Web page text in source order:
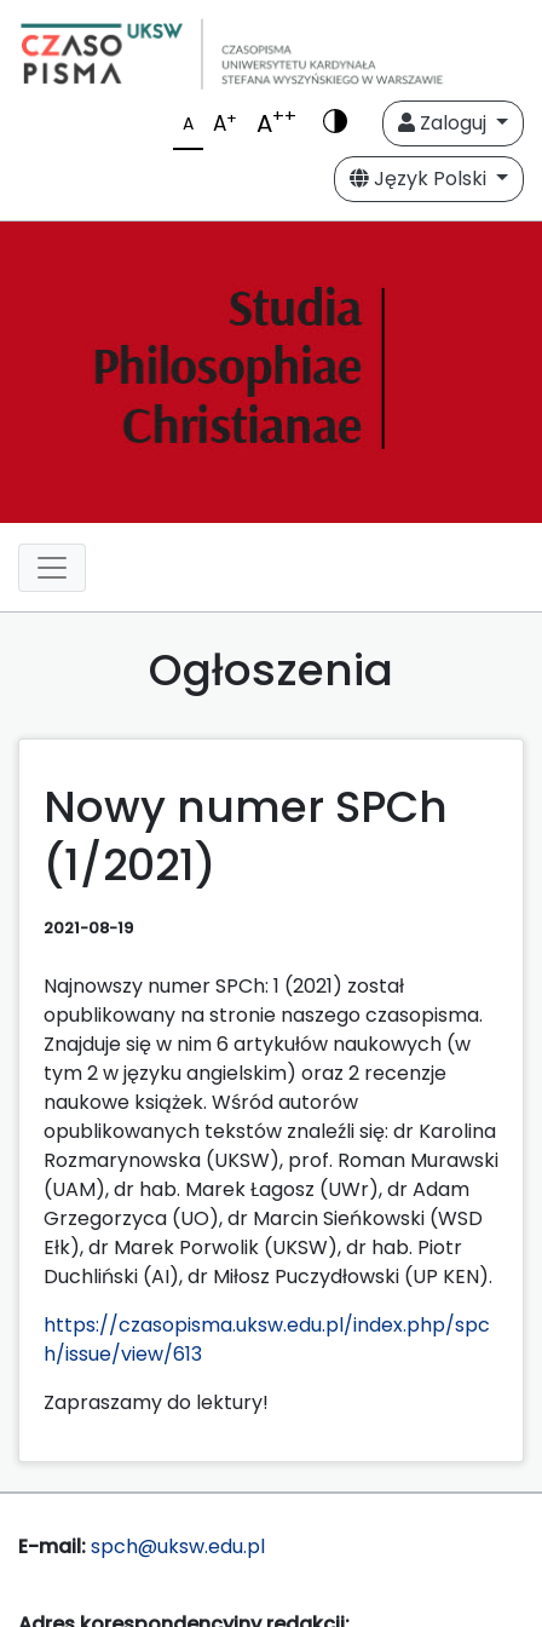
A A+ A++
Zaloguj
Język Polski
Ogłoszenia
Nowy numer SPCh
(1/2021)
2021-08-19
Najnowszy numer SPCh: 1 (2021) został
opublikowany na stronie naszego czasopisma.
Znajduje się w nim 6 artykułów naukowych (w
tym 2 w języku angielskim) oraz 2 recenzje
naukowe książek. Wśród autorów
opublikowanych tekstów znaleźli się: dr Karolina
Rozmarynowska (UKSW), prof. Roman Murawski
(UAM), dr hab. Marek Łagosz (UWr), dr Adam
Grzegorzyca (UO), dr Marcin Sieńkowski (WSD
Ełk), dr Marek Porwolik (UKSW), dr hab. Piotr
Duchliński (AI), dr Miłosz Puczydłowski (UP KEN).
https://czasopisma.uksw.edu.pl/index.php/spc
h/issue/view/613
Zapraszamy do lektury!
E-mail:spch@uksw.edu.pl